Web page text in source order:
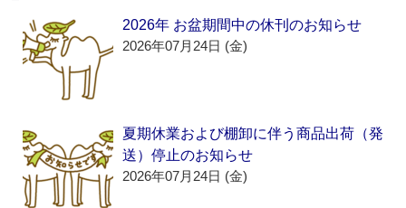
2026年 お盆期間中の休刊のお知らせ
2026年07月24日 (金)
夏期休業および棚卸に伴う商品出荷（発
送）停止のお知らせ
2026年07月24日 (金)